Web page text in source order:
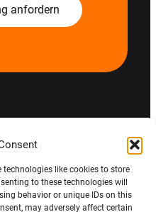
technologies like cookies to store
to these technologies will
behavior or unique IDs on this
may adversely affect certain
anfordern